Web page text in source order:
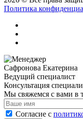
Политика
Сафронова Екатерина
Ведущий специалист
Консультация
Мы свяжемся с вами в
Cогласие с